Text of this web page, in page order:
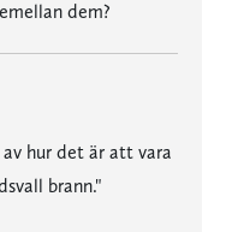
dem?
hur det är att vara
brann."